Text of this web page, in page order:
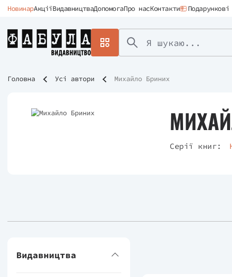
НовинарАкціїВидавництваДопомогаПро насКонтакти
Головна Усі автори Михайло Бриних
Серії книг:
Видавництва